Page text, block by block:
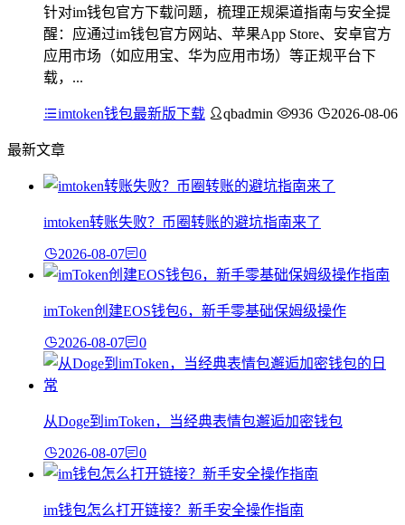
针对im钱包官方下载问题，梳理正规渠道指南与安全提
醒：应通过im钱包官方网站、苹果App Store、安卓官方
应用市场（如应用宝、华为应用市场）等正规平台下
载，...
imtoken钱包最新版下载 qbadmin 936 2026-08-06
最新文章
imtoken转账失败？币圈转账的避坑指南来了
2026-08-07 0
imToken创建EOS钱包6，新手零基础保姆级操作
2026-08-07 0
从Doge到imToken，当经典表情包邂逅加密钱包
2026-08-07 0
im钱包怎么打开链接？新手安全操作指南